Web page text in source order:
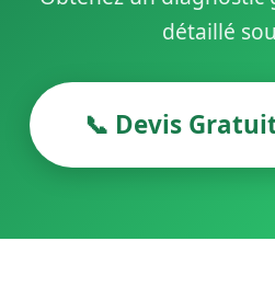
détaillé
📞 Devis